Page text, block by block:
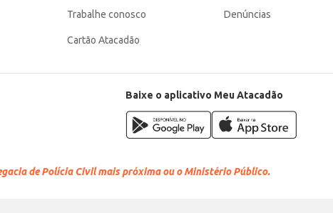
Trabalhe conosco
Cartão Atacadão
Denúncias
Baixe o aplicativo Meu Atacadão
de Polícia Civil mais próxima ou o Ministério Público.